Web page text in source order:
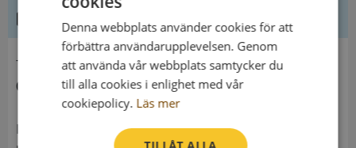
Kontaktuppgifter
061233055
Denna webbplats använder cookies för att
förbättra användarupplevelsen. Genom
att använda vår webbplats samtycker du
till alla cookies i enlighet med vår
cookiepolicy. Läs mer
TILLÅT ALLA